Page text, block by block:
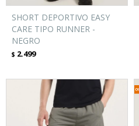
SHORT DEPORTIVO EASY
CARE TIPO RUNNER -
NEGRO
$ 2.499